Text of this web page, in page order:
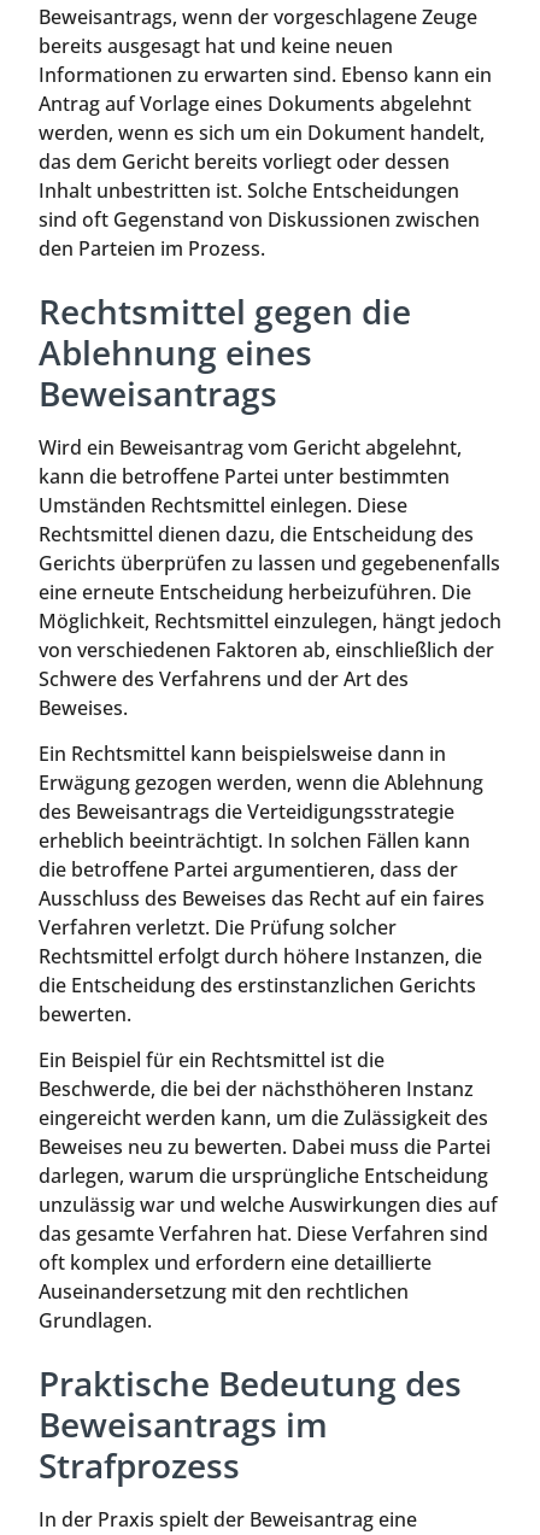
Beweisantrags, wenn der vorgeschlagene Zeuge
bereits ausgesagt hat und keine neuen
Informationen zu erwarten sind. Ebenso kann ein
Antrag auf Vorlage eines Dokuments abgelehnt
werden, wenn es sich um ein Dokument handelt,
das dem Gericht bereits vorliegt oder dessen
Inhalt unbestritten ist. Solche Entscheidungen
sind oft Gegenstand von Diskussionen zwischen
den Parteien im Prozess.
Rechtsmittel gegen die
Ablehnung eines
Beweisantrags
Wird ein Beweisantrag vom Gericht abgelehnt,
kann die betroffene Partei unter bestimmten
Umständen Rechtsmittel einlegen. Diese
Rechtsmittel dienen dazu, die Entscheidung des
Gerichts überprüfen zu lassen und gegebenenfalls
eine erneute Entscheidung herbeizuführen. Die
Möglichkeit, Rechtsmittel einzulegen, hängt jedoch
von verschiedenen Faktoren ab, einschließlich der
Schwere des Verfahrens und der Art des
Beweises.
Ein Rechtsmittel kann beispielsweise dann in
Erwägung gezogen werden, wenn die Ablehnung
des Beweisantrags die Verteidigungsstrategie
erheblich beeinträchtigt. In solchen Fällen kann
die betroffene Partei argumentieren, dass der
Ausschluss des Beweises das Recht auf ein faires
Verfahren verletzt. Die Prüfung solcher
Rechtsmittel erfolgt durch höhere Instanzen, die
die Entscheidung des erstinstanzlichen Gerichts
bewerten.
Ein Beispiel für ein Rechtsmittel ist die
Beschwerde, die bei der nächsthöheren Instanz
eingereicht werden kann, um die Zulässigkeit des
Beweises neu zu bewerten. Dabei muss die Partei
darlegen, warum die ursprüngliche Entscheidung
unzulässig war und welche Auswirkungen dies auf
das gesamte Verfahren hat. Diese Verfahren sind
oft komplex und erfordern eine detaillierte
Auseinandersetzung mit den rechtlichen
Grundlagen.
Praktische Bedeutung des
Beweisantrags im
Strafprozess
In der Praxis spielt der Beweisantrag eine